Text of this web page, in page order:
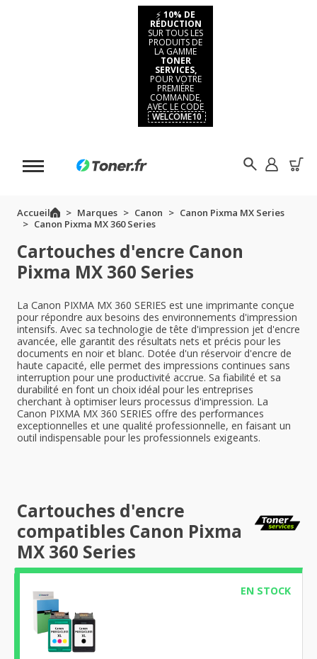
⚡ 10% DE
RÉDUCTION
SUR TOUS LES
PRODUITS DE
LA GAMME
TONER
SERVICES,
POUR VOTRE
PREMIÈRE
COMMANDE,
AVEC LE CODE
WELCOME10
Accueil Marques Canon
Canon Pixma MX Series
Canon Pixma MX 360 Series
Cartouches d'encre Canon
Pixma MX 360 Series
La Canon PIXMA MX 360 SERIES est une imprimante conçue
pour répondre aux besoins des environnements d'impression
intensifs. Avec sa technologie de tête d'impression jet d'encre
avancée, elle garantit des résultats nets et précis pour les
documents en noir et blanc. Dotée d'un réservoir d'encre de
haute capacité, elle permet des impressions continues sans
interruption pour une productivité accrue. Sa fiabilité et sa
durabilité en font un choix idéal pour les entreprises
cherchant à optimiser leurs processus d'impression. La
Canon PIXMA MX 360 SERIES offre des performances
exceptionnelles et une qualité professionnelle, en faisant un
outil indispensable pour les professionnels exigeants.
Cartouches d'encre
compatibles Canon Pixma
MX 360 Series
EN STOCK